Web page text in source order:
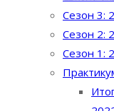
Сезон 3:
Сезон 2:
Сезон 1: